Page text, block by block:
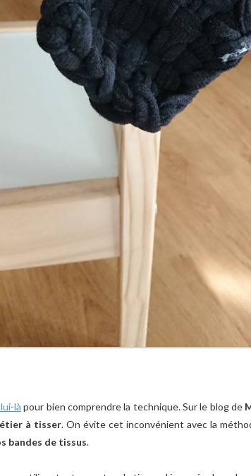
là pour bien comprendre la technique. Sur le blog de
à tisser. On évite cet inconvénient avec la
bandes de tissus.